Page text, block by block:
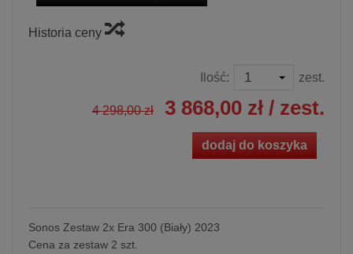
Historia ceny
Ilość: zest.
4 298,00 zł 3 868,00 zł / zest.
dodaj do koszyka
Sonos Zestaw 2x Era 300 (Biały) 2023
Cena za zestaw 2 szt.